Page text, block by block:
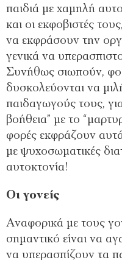
παιδιά με χαμηλή
και οι εκφοβιστές
να εκφράσουν την
γενικά να
Συνήθως σιωπούν,
δυσκολεύονται να
παιδαγωγούς τους,
βοήθεια” με το
φορές εκφράζουν
με ψυχοσωματικές
αυτοκτονία!
Οι γονείς
Αναφορικά με τους
σημαντικό είναι να
να υπερασπίζουν τα